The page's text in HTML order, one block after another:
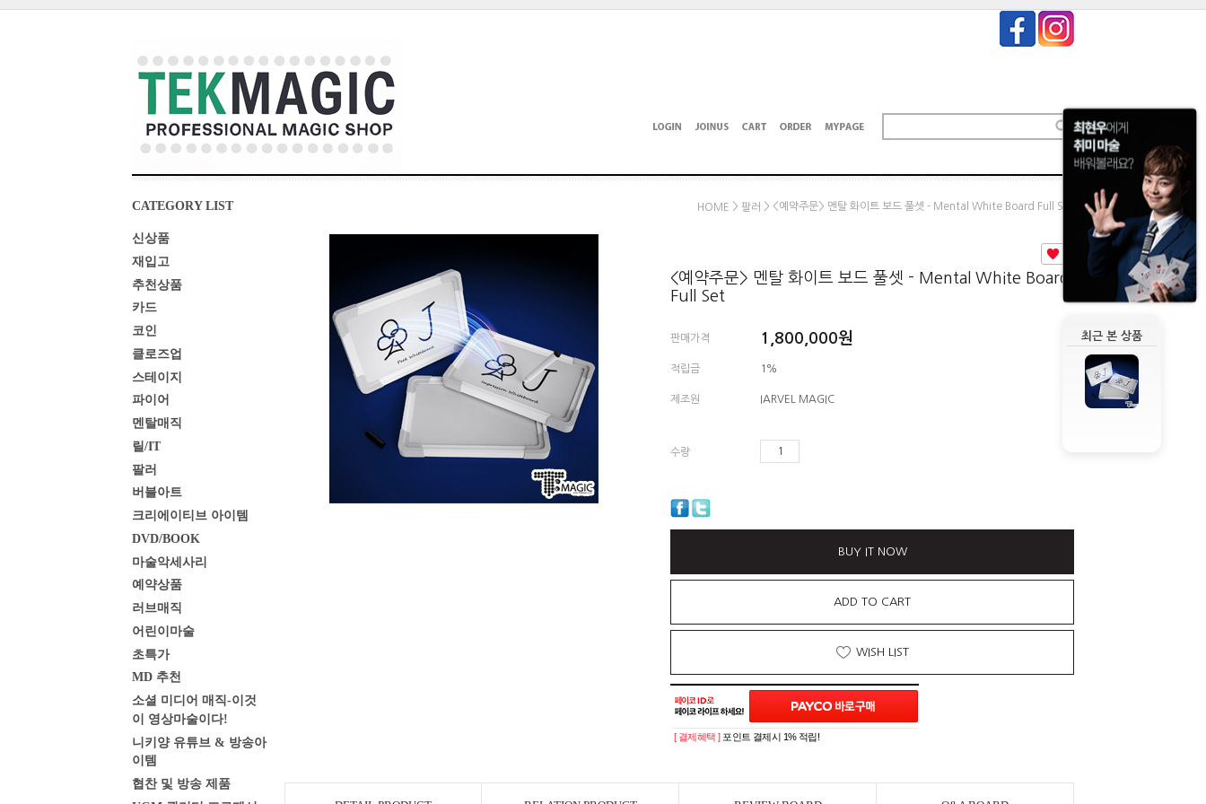
최근 본 상품
CATEGORY LIST
신상품
재입고
추천상품
카드
코인
클로즈업
스테이지
파이어
멘탈매직
릴/IT
팔러
버블아트
크리에이티브 아이템
DVD/BOOK
마술악세사리
예약상품
러브매직
어린이마술
초특가
MD 추천
소셜 미디어 매직-이것
이 영상마술이다!
니키양 유튜브 & 방송아
이템
협찬 및 방송 제품
HOME > 팔러 > <예약주문> 멘탈 화이트 보드 풀셋 - Mental White Board Full Set
<예약주문> 멘탈 화이트 보드 풀셋 - Mental White Board
Full Set
판매가격 1,800,000원
적립금 1%
제조원 IARVEL MAGIC
수량
BUY IT NOW
ADD TO CART
WISH LIST
[ 결제혜택 ] 포인트 결제시 1% 적립!